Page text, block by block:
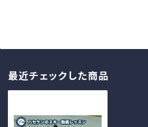
最近チェックした商品